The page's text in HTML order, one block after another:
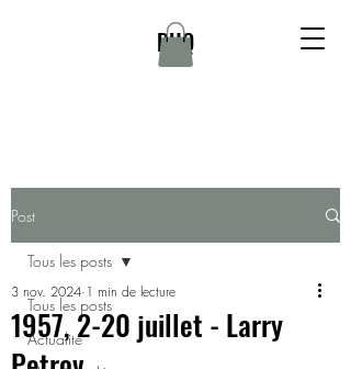
DHQ
Post
Tous les posts
Actualité
Tous les posts
1957, 2-20 juillet - Larry
3 nov. 2024 1 min de lecture